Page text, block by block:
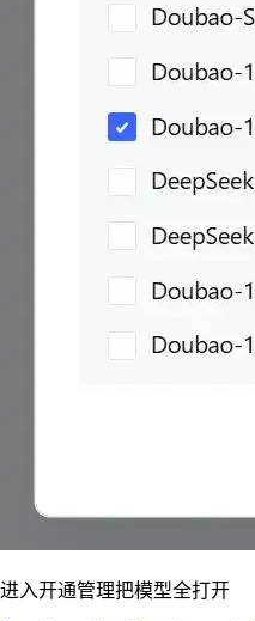
进入开通管理把模型全打开